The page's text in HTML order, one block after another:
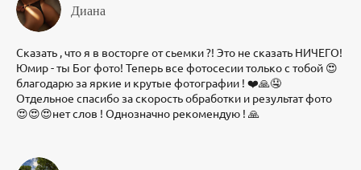
Диана
Сказать , что я в восторге от сьемки ?! Это не сказать НИЧЕГО!
Юмир - ты Бог фото! Теперь все фотосесии только с тобой 😍
благодарю за яркие и крутые фотографии ! ❤️🙏🤤
Отдельное спасибо за скорость обработки и результат фото
😍😍😍нет слов ! Однозначно рекомендую ! 🙏